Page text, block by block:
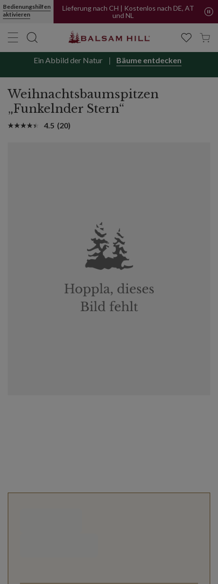
Bedienungshilfen
aktivieren
Lieferung nach CH | Kostenlos nach DE, AT
und NL
Ein Abbild der Natur Bäume entdecken
Weihnachtsbaumspitzen
„Funkelnder Stern“
4.5 (20)